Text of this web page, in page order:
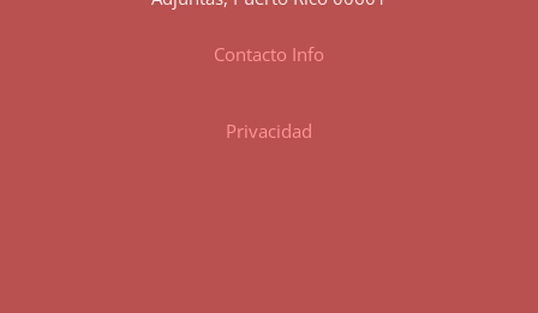
Contacto Info
Privacidad